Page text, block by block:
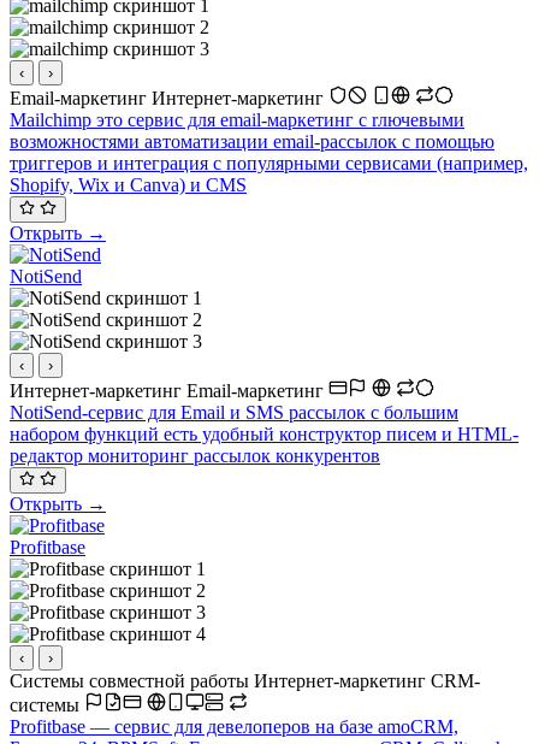
‹ ›
Email-маркетинг Интернет-маркетинг
Mailchimp это сервис для email-маркетинг c rлючевыми
возможностями автоматизации email-рассылок с помощью
триггеров и интеграция с популярными сервисами (например,
Shopify, Wix и Canva) и CMS
Открыть →
NotiSend
‹ ›
Интернет-маркетинг Email-маркетинг
NotiSend-сервис для Email и SMS рассылок с большим
набором функций есть удобный конструктор писем и HTML-
редактор мониторинг рассылок конкурентов
Открыть →
Profitbase
‹ ›
Системы совместной работы Интернет-маркетинг CRM-
системы
Profitbase — сервис для девелоперов на базе amoCRM,